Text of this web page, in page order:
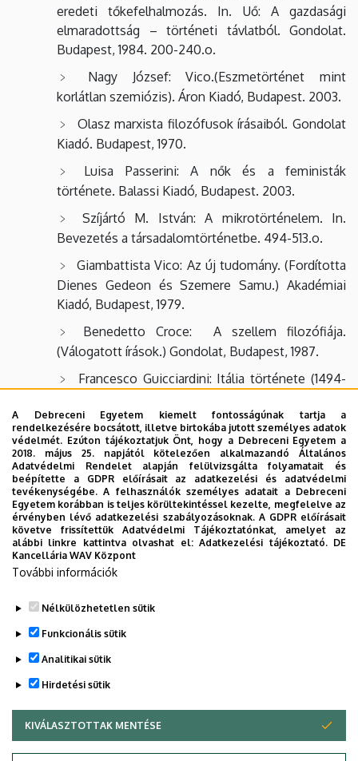
eredeti tőkefelhalmozás. In. Uő: A gazdasági
elmaradottság – történeti távlatból. Gondolat.
Budapest, 1984. 200-240.o.
Nagy József: Vico.(Eszmetörténet mint
korlátlan szemiózis). Áron Kiadó, Budapest. 2003.
Olasz marxista filozófusok írásaiból. Gondolat
Kiadó. Budapest, 1970.
Luisa Passerini: A nők és a feministák
története. Balassi Kiadó, Budapest. 2003.
Szíjártó M. István: A mikrotörténelem. In.
Bevezetés a társadalomtörténetbe. 494-513.o.
Giambattista Vico: Az új tudomány. (Fordította
Dienes Gedeon és Szemere Samu.) Akadémiai
Kiadó, Budapest, 1979.
Benedetto Croce: A szellem filozófiája.
(Válogatott írások.) Gondolat, Budapest, 1987.
Francesco Guicciardini: Itália története (1494-
Julius Evola: Lázadás a modern világ ellen.
(Fordította Szongott Rudolf). Nyíregyháza, 1997.
Umberto Eco: Interpretáció és történelem. In.
Történetelmélet II. 949-960.o.
Carlo Ginzburg: Nyomok, bizonyítékok,
mikrotörténelem. Kijárat Kiadó, Budapest. 2010.
Giovanni Lévi: Egy falusi ördögűző és a
Legutóbbi frissítés: 2023. 05. 08. 10:26
A Debreceni Egyetem kiemelt fontosságúnak tartja a
rendelkezésére bocsátott, illetve birtokába jutott személyes adatok
védelmét. Ezúton tájékoztatjuk Önt, hogy a Debreceni Egyetem a
2018. május 25. napjától kötelezően alkalmazandó Általános
Adatvédelmi Rendelet alapján felülvizsgálta folyamatait és
beépítette a GDPR előírásait az adatkezelési és adatvédelmi
tevékenységébe. A felhasználók személyes adatait a Debreceni
Egyetem korábban is teljes körültekintéssel kezelte, megfelelve az
érvényben lévő adatkezelési szabályozásoknak. A GDPR előírásait
követve frissítettük Adatvédelmi Tájékoztatónkat, amelyet az
alábbi linkre kattintva olvashat el:Adatkezelési tájékoztató. DE
Kancellária WAV Központ
További információk
Nélkülözhetetlen sütik
Funkcionális sütik
Analitikai sütik
Hirdetési sütik
KIVÁLASZTOTTAK MENTÉSE
WITHDRAW CONSENT